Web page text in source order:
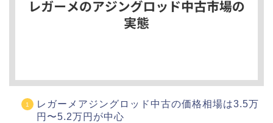
レガーメアジングロッド中古の価格相場は3.5万
円〜5.2万円が中心